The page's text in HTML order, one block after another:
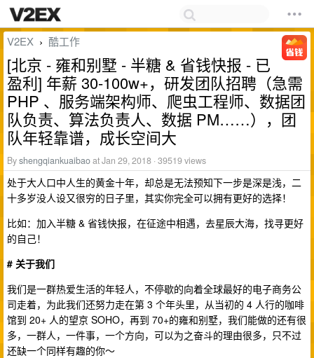
V2EX › 酷工作
[北京 - 雍和别墅 - 半糖 & 省钱快报 - 已
盈利] 年薪 30-100w+，研发团队招聘（急需
PHP 、服务端架构师、爬虫工程师、数据团
队负责、算法负责人、数据 PM……），团
队年轻靠谱，成长空间大
Byshengqiankuaibaoat Jan 29, 2018 · 39519 views
处于大人口中人生的黄金十年，却总是无法预知下一步是深是浅，二
十多岁没人设又很穷的日子里，其实你完全可以拥有更好的选择！
比如：加入半糖 & 省钱快报，在征途中相遇，去星辰大海，找寻更好
的自己！
# 关于我们
我们是一群热爱生活的年轻人，不停歇的向着全球最好的电子商务公
司走着，为此我们还努力走在第 3 个年头里，从当初的 4 人行的咖啡
馆到 20+ 人的望京 SOHO，再到 70+的雍和别墅，我们能做的还有很
多，一群人，一件事，一个方向，可以为之奋斗的理由很多，只不过
还缺一个同样有趣的你～